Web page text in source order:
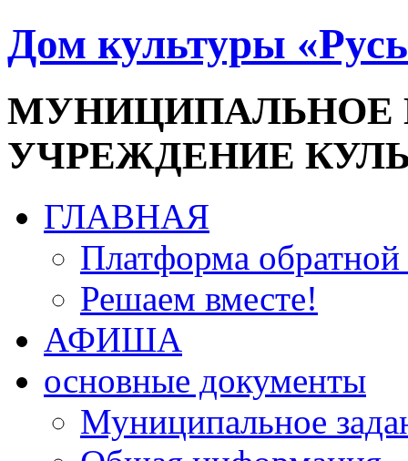
Дом культуры
УЧРЕЖДЕНИЕ
ГЛАВНАЯ
Платформа обратной
Решаем вместе!
АФИША
основные документы
Муниципальное